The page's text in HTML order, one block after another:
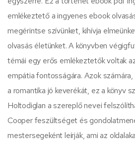
emlékeztető a ingyenes ebook
megérintse szívünket, kihívja
olvasás életünket. A könyvben
témái egy erős emlékeztetők voltak
empátia fontosságára. Azok számára,
a romantika jó keverékát, ez a könyv
Holtodiglan a szereplő nevei
Cooper feszültséget és
mestersegeként leírják, ami az